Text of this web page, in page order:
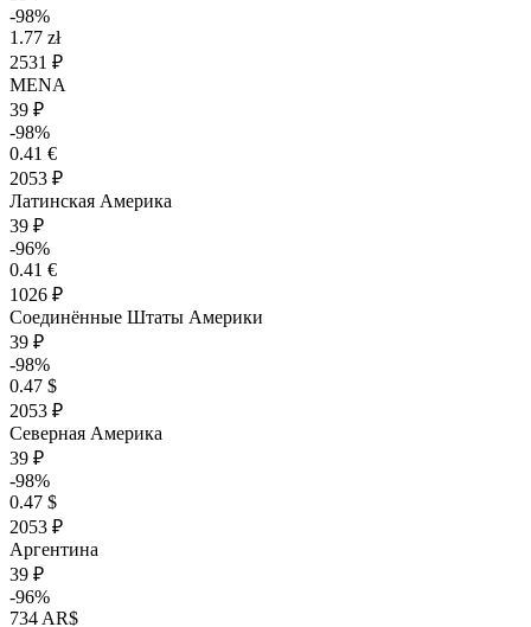
-98%
1.77 zł
2531 ₽
MENA
39 ₽
-98%
0.41 €
2053 ₽
Латинская Америка
39 ₽
-96%
0.41 €
1026 ₽
Соединённые Штаты Америки
39 ₽
-98%
0.47 $
2053 ₽
Северная Америка
39 ₽
-98%
0.47 $
2053 ₽
Аргентина
39 ₽
-96%
734 AR$